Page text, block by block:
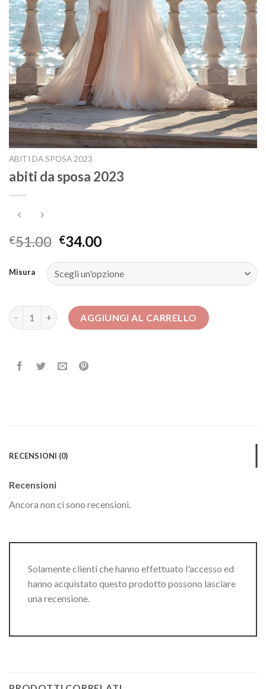
ABITI DA SPOSA 2023
abiti da sposa 2023
€51.00 €34.00
Misura
abiti da sposa 2023 quantitàAGGIUNGI AL CARRELLO
RECENSIONI (0)
Recensioni
Ancora non ci sono recensioni.
Solamente clienti che hanno effettuato l'accesso ed
hanno acquistato questo prodotto possono lasciare
una recensione.